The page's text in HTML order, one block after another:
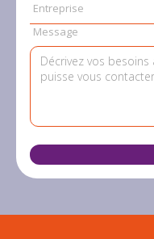
Entreprise
Message